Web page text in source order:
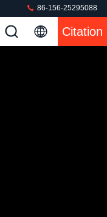
86-156-25295088
Citation